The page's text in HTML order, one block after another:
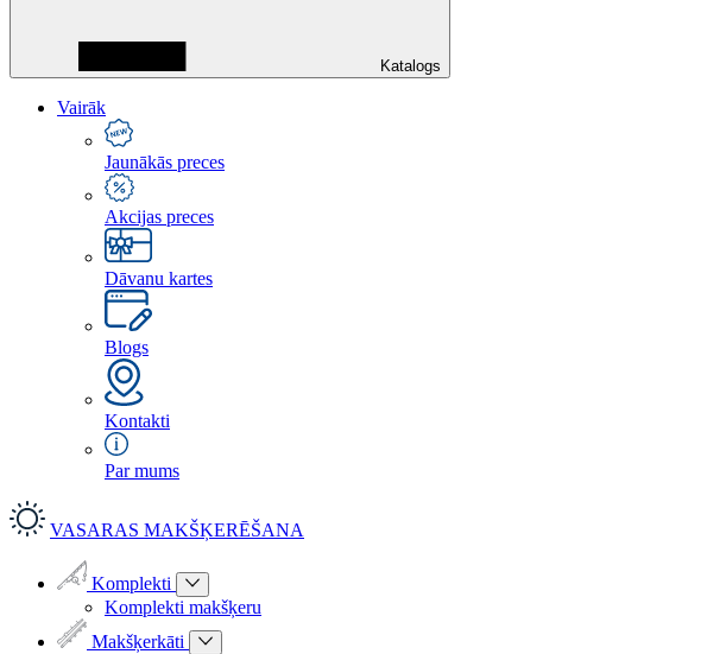
Katalogs
Vairāk
Jaunākās preces
Akcijas preces
Dāvanu kartes
Blogs
Kontakti
Par mums
VASARAS MAKŠĶERĒŠANA
Komplekti
Komplekti makšķeru
Makšķerkāti